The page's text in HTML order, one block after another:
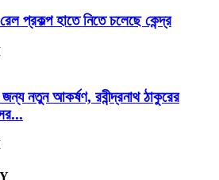
প্রকল্প হাতে নিতে চলেছে কেন্দ্র
নতুন আকর্ষণ, রবীন্দ্রনাথ ঠাকুরের